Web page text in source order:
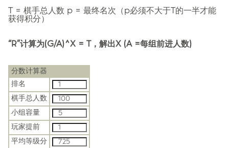
T = 棋手总人数 p = 最终名次（p必须不大于T的一半才能
获得积分）
“R”计算为(G/A)^X = T，解出X (A =每组前进人数)
分数计算器
排名
棋手总人数
小组容量
玩家提前
平均等级分